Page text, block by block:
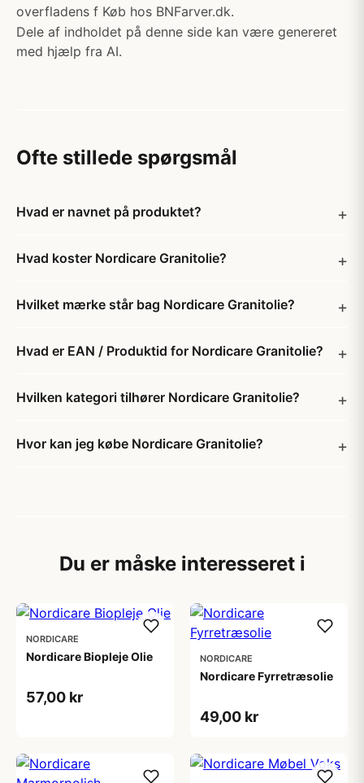
overfladens f Køb hos BNFarver.dk.
Dele af indholdet på denne side kan være genereret
med hjælp fra AI.
Ofte stillede spørgsmål
Hvad er navnet på produktet?
Hvad koster Nordicare Granitolie?
Hvilket mærke står bag Nordicare Granitolie?
Hvad er EAN / Produktid for Nordicare Granitolie?
Hvilken kategori tilhører Nordicare Granitolie?
Hvor kan jeg købe Nordicare Granitolie?
Du er måske interesseret i
NORDICARE
Nordicare Biopleje Olie
57,00 kr
NORDICARE
Nordicare Fyrretræsolie
49,00 kr